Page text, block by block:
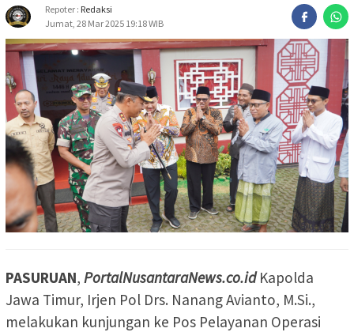
Repoter : Redaksi
Jumat, 28 Mar 2025 19:18 WIB
PASURUAN, PortalNusantaraNews.co.idKapolda
Jawa Timur, Irjen Pol Drs. Nanang Avianto, M.Si.,
melakukan kunjungan ke Pos Pelayanan Operasi